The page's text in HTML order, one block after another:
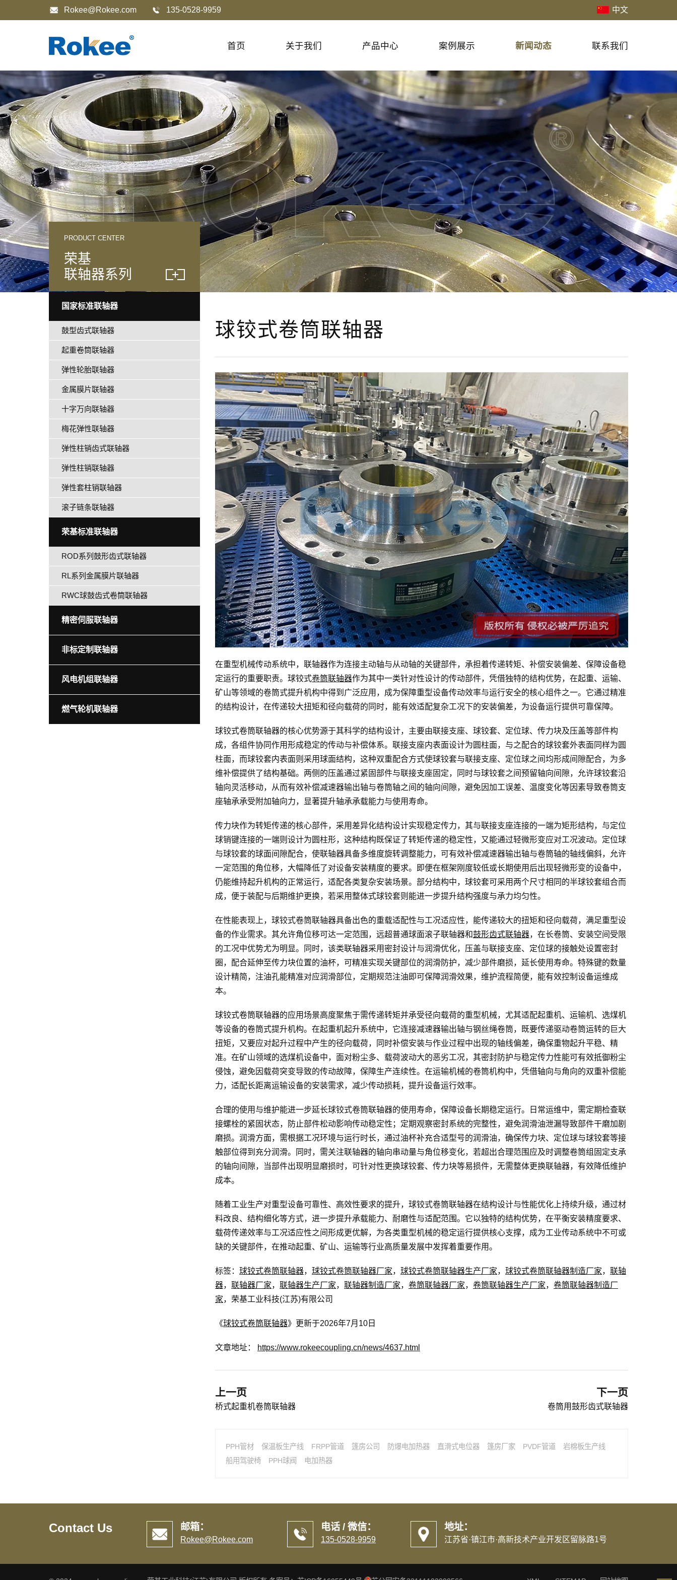
Rokee@Rokee.com 135-0528-9959 中文
首页 关于我们 产品中心 案例展示 新闻动态 联系我们
球铰式卷筒联轴器
在重型机械传动系统中，联轴器作为连接主动轴与从动轴的关键部件，承担着传递转矩、补偿安装偏差、保障设备稳
定运行的重要职责。球铰式卷筒联轴器作为其中一类针对性设计的传动部件，凭借独特的结构优势，在起重、运输、
矿山等领域的卷筒式提升机构中得到广泛应用，成为保障重型设备传动效率与运行安全的核心组件之一。它通过精准
的结构设计，在传递较大扭矩和径向载荷的同时，能有效适配复杂工况下的安装偏差，为设备运行提供可靠保障。
球铰式卷筒联轴器的核心优势源于其科学的结构设计，主要由联接支座、球铰套、定位球、传力块及压盖等部件构
成，各组件协同作用形成稳定的传动与补偿体系。联接支座内表面设计为圆柱面，与之配合的球铰套外表面同样为圆
柱面，而球铰套内表面则采用球面结构，这种双重配合方式使球铰套与联接支座、定位球之间均形成间隙配合，为多
维补偿提供了结构基础。两侧的压盖通过紧固部件与联接支座固定，同时与球铰套之间预留轴向间隙，允许球铰套沿
轴向灵活移动，从而有效补偿减速器输出轴与卷筒轴之间的轴向间隙，避免因加工误差、温度变化等因素导致卷筒支
座轴承承受附加轴向力，显著提升轴承承载能力与使用寿命。
传力块作为转矩传递的核心部件，采用差异化结构设计实现稳定传力，其与联接支座连接的一端为矩形结构，与定位
球销键连接的一端则设计为圆柱形，这种结构既保证了转矩传递的稳定性，又能通过轻微形变应对工况波动。定位球
与球铰套的球面间隙配合，使联轴器具备多维度旋转调整能力，可有效补偿减速器输出轴与卷筒轴的轴线偏斜，允许
一定范围的角位移，大幅降低了对设备安装精度的要求。即便在框架刚度较低或长期使用后出现轻微形变的设备中，
仍能维持起升机构的正常运行，适配各类复杂安装场景。部分结构中，球铰套可采用两个尺寸相同的半球铰套组合而
成，便于装配与后期维护更换，若采用整体式球铰套则能进一步提升结构强度与承力均匀性。
在性能表现上，球铰式卷筒联轴器具备出色的重载适配性与工况适应性，能传递较大的扭矩和径向载荷，满足重型设
备的作业需求。其允许角位移可达一定范围，远超普通球面滚子联轴器和鼓形齿式联轴器，在长卷筒、安装空间受限
的工况中优势尤为明显。同时，该类联轴器采用密封设计与润滑优化，压盖与联接支座、定位球的接触处设置密封
圈，配合延伸至传力块位置的油杯，可精准实现关键部位的润滑防护，减少部件磨损，延长使用寿命。特殊键的数量
设计精简，注油孔能精准对应润滑部位，定期规范注油即可保障润滑效果，维护流程简便，能有效控制设备运维成
本。
球铰式卷筒联轴器的应用场景高度聚焦于需传递转矩并承受径向载荷的重型机械，尤其适配起重机、运输机、选煤机
等设备的卷筒式提升机构。在起重机起升系统中，它连接减速器输出轴与钢丝绳卷筒，既要传递驱动卷筒运转的巨大
扭矩，又要应对起升过程中产生的径向载荷，同时补偿安装与作业过程中出现的轴线偏差，确保重物起升平稳、精
准。在矿山领域的选煤机设备中，面对粉尘多、载荷波动大的恶劣工况，其密封防护与稳定传力性能可有效抵御粉尘
侵蚀，避免因载荷突变导致的传动故障，保障生产连续性。在运输机械的卷筒机构中，凭借轴向与角向的双重补偿能
力，适配长距离运输设备的安装需求，减少传动损耗，提升设备运行效率。
合理的使用与维护能进一步延长球铰式卷筒联轴器的使用寿命，保障设备长期稳定运行。日常运维中，需定期检查联
接螺栓的紧固状态，防止部件松动影响传动稳定性；定期观察密封系统的完整性，避免润滑油泄漏导致部件干磨加剧
磨损。润滑方面，需根据工况环境与运行时长，通过油杯补充合适型号的润滑油，确保传力块、定位球与球铰套等接
触部位得到充分润滑。同时，需关注联轴器的轴向串动量与角位移变化，若超出合理范围应及时调整卷筒组固定支承
的轴向间隙，当部件出现明显磨损时，可针对性更换球铰套、传力块等易损件，无需整体更换联轴器，有效降低维护
成本。
随着工业生产对重型设备可靠性、高效性要求的提升，球铰式卷筒联轴器在结构设计与性能优化上持续升级，通过材
料改良、结构细化等方式，进一步提升承载能力、耐磨性与适配范围。它以独特的结构优势，在平衡安装精度要求、
载荷传递效率与工况适应性之间形成更优解，为各类重型机械的稳定运行提供核心支撑，成为工业传动系统中不可或
缺的关键部件，在推动起重、矿山、运输等行业高质量发展中发挥着重要作用。
标签： 球铰式卷筒联轴器， 球铰式卷筒联轴器厂家， 球铰式卷筒联轴器生产厂家， 球铰式卷筒联轴器制造厂家， 联轴
器， 联轴器厂家， 联轴器生产厂家， 联轴器制造厂家， 卷筒联轴器厂家， 卷筒联轴器生产厂家， 卷筒联轴器制造厂
家，荣基工业科技(江苏)有限公司
《球铰式卷筒联轴器》更新于2026年7月10日
文章地址： https://www.rokeecoupling.cn/news/4637.html
上一页
桥式起重机卷筒联轴器
下一页
卷筒用鼓形齿式联轴器
PPH管材 保温板生产线 FRPP管道 篷房公司 防爆电加热器 直滑式电位器 篷房厂家 PVDF管道
岩棉板生产线
船用驾驶椅
PPH球阀 电加热器
PRODUCT CENTER
荣基
联轴器系列
国家标准联轴器
鼓型齿式联轴器
起重卷筒联轴器
弹性轮胎联轴器
金属膜片联轴器
十字万向联轴器
梅花弹性联轴器
弹性柱销齿式联轴器
弹性柱销联轴器
弹性套柱销联轴器
滚子链条联轴器
荣基标准联轴器
ROD系列鼓形齿式联轴器
RL系列金属膜片联轴器
RWC球鼓齿式卷筒联轴器
精密伺服联轴器
非标定制联轴器
风电机组联轴器
燃气轮机联轴器
Contact Us 邮箱：
Rokee@Rokee.com
电话 / 微信：
135-0528-9959
地址：
江苏省·镇江市·高新技术产业开发区留脉路1号